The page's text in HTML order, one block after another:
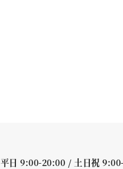
平日 9:00-20:00 / 土日祝